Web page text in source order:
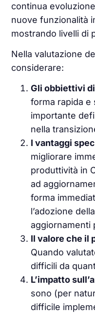
continua
nuove funzionalità
mostrando livelli di
Nella valutazione
considerare:
Gli obbiettivi
forma rapida e
importante
nella
I vantaggi
migliorare
produttività in
ad
forma
l’adozione
aggiornamenti
Il valore che il
Quando
difficili da
L’impatto
sono (per
difficile